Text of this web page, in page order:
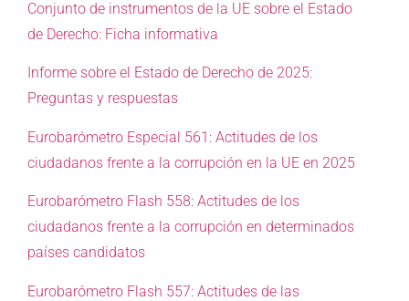
Conjunto de instrumentos de la UE sobre el Estado
de Derecho: Ficha informativa
Informe sobre el Estado de Derecho de 2025:
Preguntas y respuestas
Eurobarómetro Especial 561: Actitudes de los
ciudadanos frente a la corrupción en la UE en 2025
Eurobarómetro Flash 558: Actitudes de los
ciudadanos frente a la corrupción en determinados
países candidatos
Eurobarómetro Flash 557: Actitudes de las